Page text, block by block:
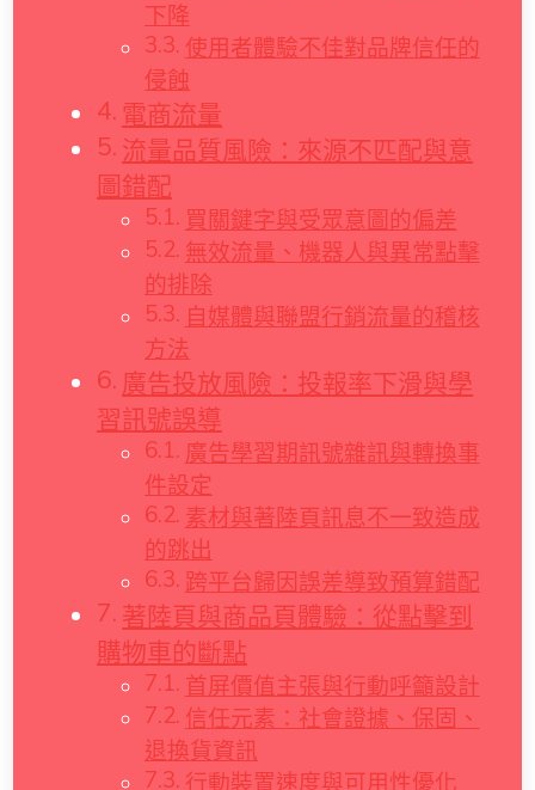
下降
使用者體驗不佳對品牌信任的
侵蝕
電商流量
流量品質風險：來源不匹配與意
圖錯配
買關鍵字與受眾意圖的偏差
無效流量、機器人與異常點擊
的排除
自媒體與聯盟行銷流量的稽核
方法
廣告投放風險：投報率下滑與學
習訊號誤導
廣告學習期訊號雜訊與轉換事
件設定
素材與著陸頁訊息不一致造成
的跳出
跨平台歸因誤差導致預算錯配
著陸頁與商品頁體驗：從點擊到
購物車的斷點
首屏價值主張與行動呼籲設計
信任元素：社會證據、保固、
退換貨資訊
行動裝置速度與可用性優化